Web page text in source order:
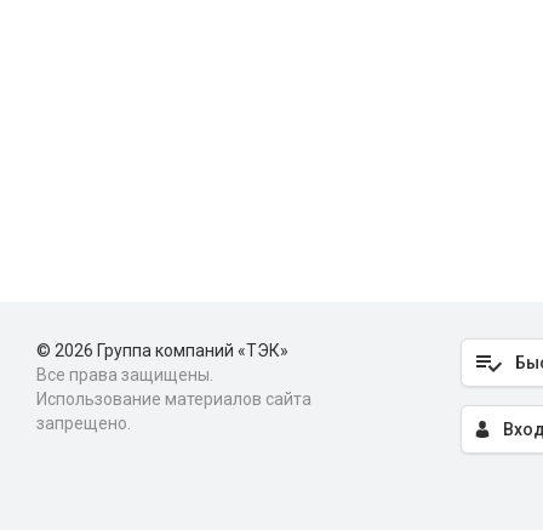
© 2026 Группа компаний «ТЭК»
Все права защищены.
Использование материалов сайта
запрещено.